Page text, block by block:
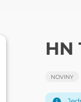
NOVINY
HN
NOVINY